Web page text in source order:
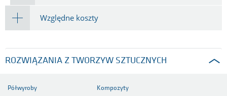
Względne koszty
ROZWIĄZANIA Z TWORZYW SZTUCZNYCH
Półwyroby Kompozyty